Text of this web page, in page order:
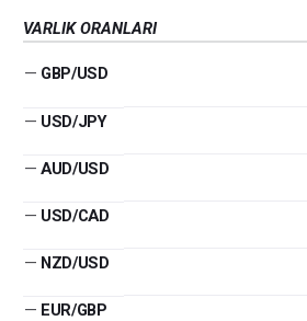
VARLIK ORANLARI
— GBP/USD
— USD/JPY
— AUD/USD
— USD/CAD
— NZD/USD
— EUR/GBP